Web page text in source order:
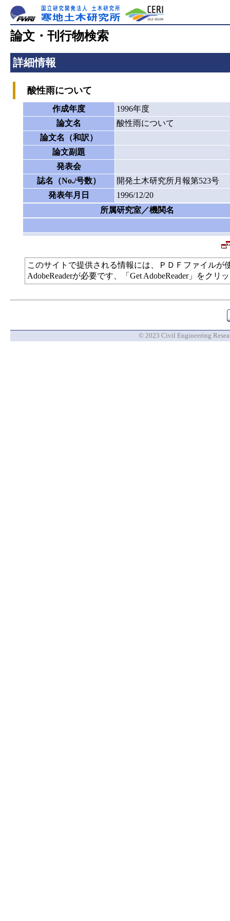
論文・刊行物検索
詳細情報
酸性雨について
作成年度
1996年度
論文名
酸性雨について
論文名（和訳）
論文副題
発表会
誌名（No./号数）
開発土木研究所月報第523号
発表年月日
1996/12/20
所属研究室／機関名
このサイトで提供される情報には、ＰＤＦファイル
AdobeReaderが必要です、「Get AdobeReader」をク
© 2023 Civil Engineering